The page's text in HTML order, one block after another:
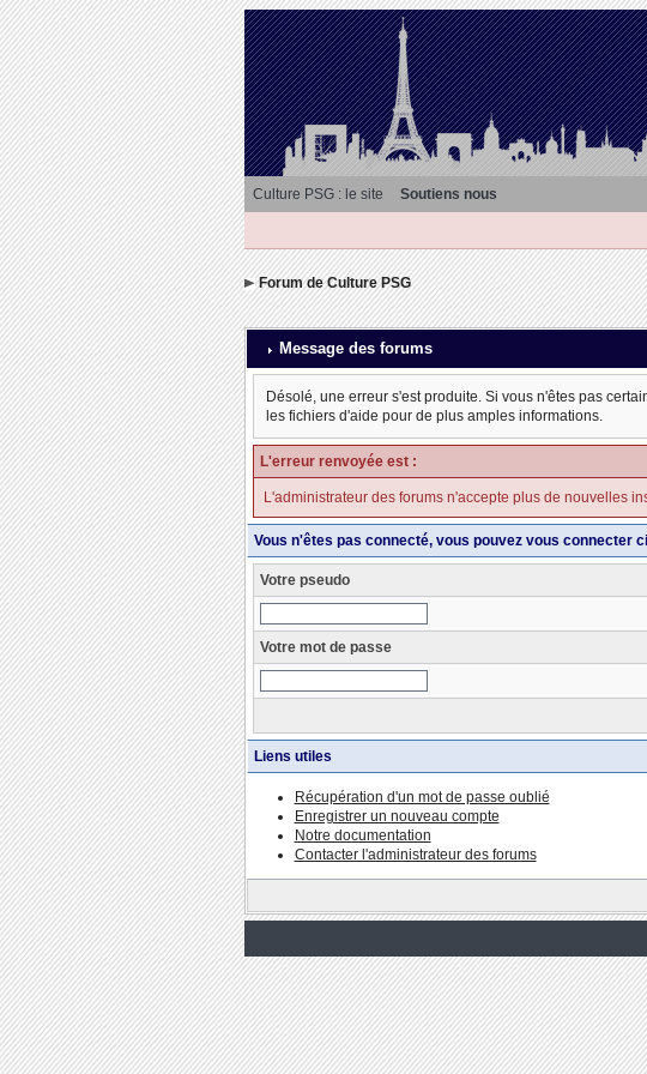
Culture PSG : le site Soutiens nous
Forum de Culture PSG
Message des forums
Désolé, une erreur s'est produite. Si vous n'êtes pas
les fichiers d'aide pour de plus amples informations.
L'erreur renvoyée est :
L'administrateur des forums n'accepte plus de nouvelles
Vous n'êtes pas connecté, vous pouvez vous connecter
Votre pseudo
Votre mot de passe
Liens utiles
Récupération d'un mot de passe oublié
Enregistrer un nouveau compte
Notre documentation
Contacter l'administrateur des forums